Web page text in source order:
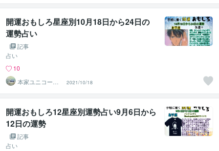
ありがとう
開運おもしろ星座別10月18日から24日の
運勢占い
記事
占い
10
本家ユニコーン
の使者桜10周年
ありがとう
2021/10/18
開運おもしろ12星座別運勢占い9月6日から
12日の運勢
記事
占い